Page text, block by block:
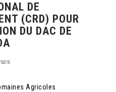
DE
(CRD) POUR
DU DAC DE
Agricoles